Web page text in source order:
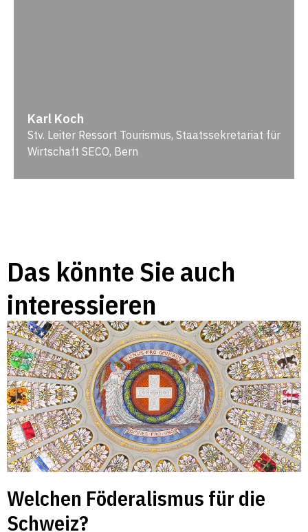
Karl Koch
Stv. Leiter Ressort Tourismus, Staatssekretariat für
Wirtschaft SECO, Bern
Das könnte Sie auch
interessieren
Welchen Föderalismus für die
Schweiz?